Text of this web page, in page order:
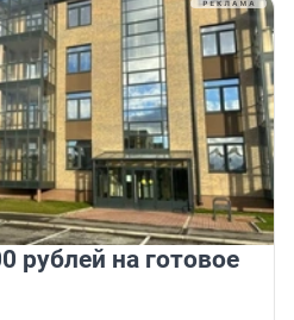
рублей на готовое